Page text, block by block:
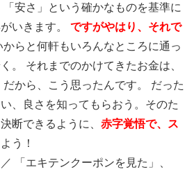
安さ」という確かなものを基準に
いきます。 ですがやはり、それで
からと何軒もいろんなところに通っ
。 それまでのかけてきたお金は、
から、こう思ったんです。 だった
、良さを知ってもらおう。そのた
断できるように、 赤字覚悟で、ス
う！
「エキテンクーポンを見た」、